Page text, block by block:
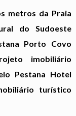
metros da Praia
do Sudoeste
Porto Covo
imobiliário
Pestana Hotel
turístico